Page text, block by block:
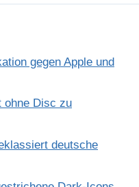
gegen Apple und
ohne Disc zu
deutsche